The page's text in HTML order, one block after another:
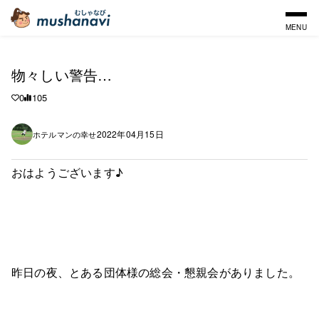
MENU
物々しい警告…
0 105
ホテルマンの幸せ2022年04月15日
おはようございます♪
昨日の夜、とある団体様の総会・懇親会がありました。